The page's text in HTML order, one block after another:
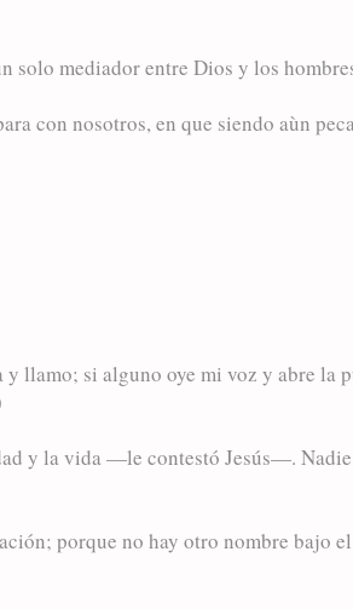
solo mediador entre Dios y los
con nosotros, en que siendo aùn
y llamo; si alguno oye mi voz y abre la
y la vida —le contestó Jesús—.
porque no hay otro nombre bajo